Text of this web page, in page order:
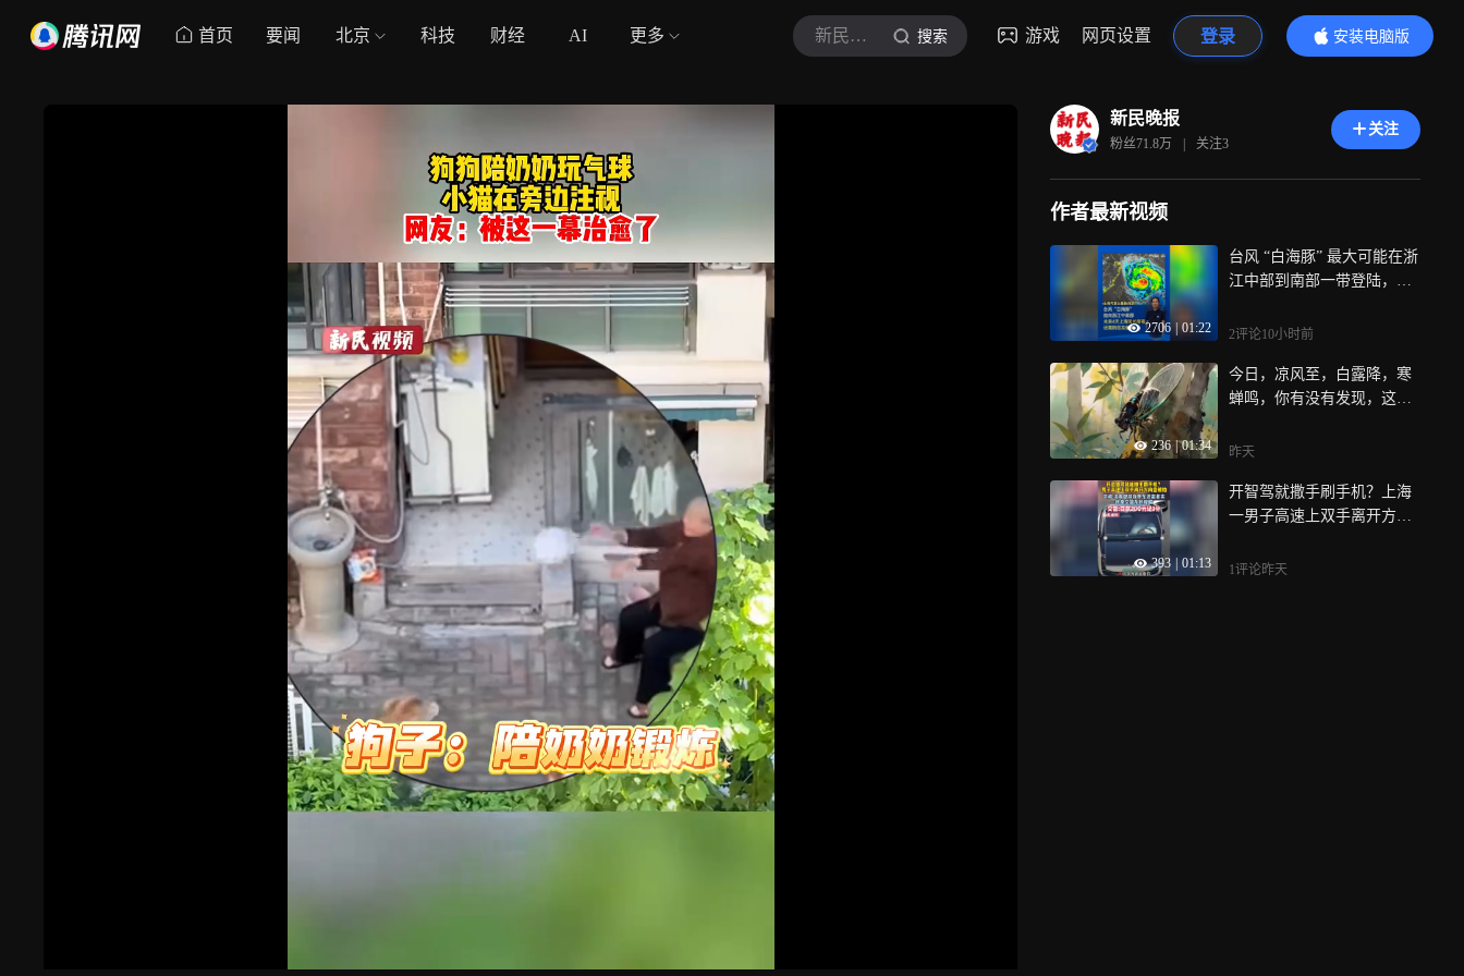
首页 要闻 北京 科技 财经 AI 更多 新民晚报 搜索 游戏 网页设置 登录
安装电脑版
内容更精彩
新民晚报
粉丝71.8万 | 关注3
关注
作者最新视频
2706 01:22
台风 “白海豚” 最大可能在浙
江中部到南部一带登陆，它
首席预报员：台风影响可能
警惕龙卷风 的可能性
2评论10小时前
236 | 01:34
今日，凉风至，白露降，寒
蝉鸣，你有没有发现，这几
不是它们变“吵”了，而是城
让地下蛰伏数年的生命平安
破土，蝉鸣越响，我们的城
昨天
393 01:13
开智驾就撒手刷手机？上海
一男子高速上双手离开方向
00元记3分！
1评论昨天